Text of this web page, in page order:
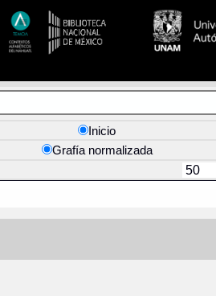
Inicio
Grafía normalizada